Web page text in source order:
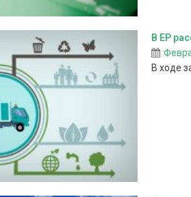
В ЕР
В ходе